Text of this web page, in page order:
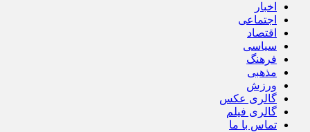
اخبار
اجتماعی
اقتصاد
سیاسی
فرهنگ
مذهبی
ورزش
گالری عکس
گالری فیلم
تماس با ما